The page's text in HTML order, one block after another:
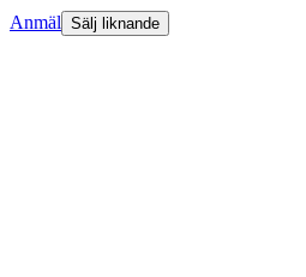
Anmäl Sälj liknande